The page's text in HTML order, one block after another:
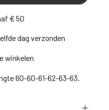
€ 50
dag verzonden
winkelen
60-60-61-62-63-63.